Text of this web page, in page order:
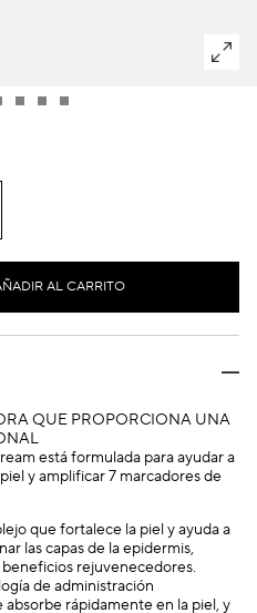
AL CARRITO
QUE PROPORCIONA UNA
está formulada para ayudar a
y amplificar 7 marcadores de
que fortalece la piel y ayuda a
las capas de la epidermis,
rejuvenecedores.
de administración
rápidamente en la piel, y